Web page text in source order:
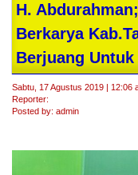
H.
Berkarya
Berjuang Untuk
Sabtu, 17 Agustus 2019 | 12:06
Reporter:
Posted by: admin